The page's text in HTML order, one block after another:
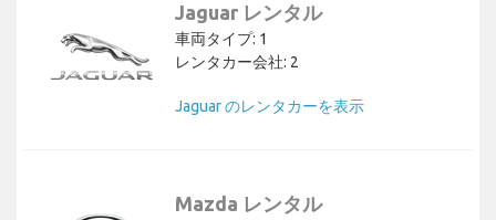
Jaguar レンタル
車両タイプ: 1
レンタカー会社: 2
Jaguar のレンタカーを表示
Mazda レンタル